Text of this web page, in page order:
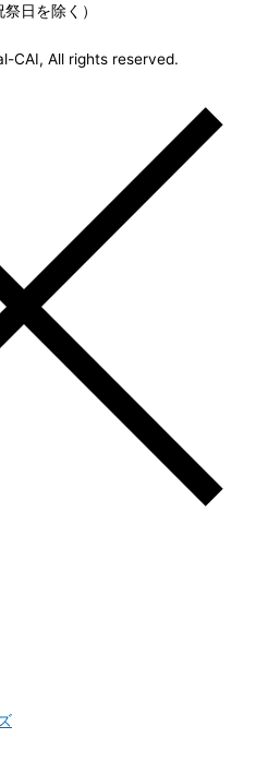
日を除く）
CAI, All rights reserved.